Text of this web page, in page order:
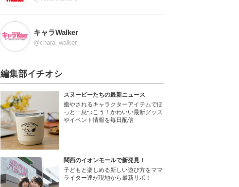
キャラWalker
@chara_walker_
編集部イチオシ
スヌーピーたちの最新ニュース
癒やされるキャラクターアイテムでほ
っと一息つこう！かわいい最新グッズ
やイベント情報を毎日配信
関西のイオンモールで新発見！
子どもと楽しめる新しい遊び方をママ
ライター達が現地から最新リポ！